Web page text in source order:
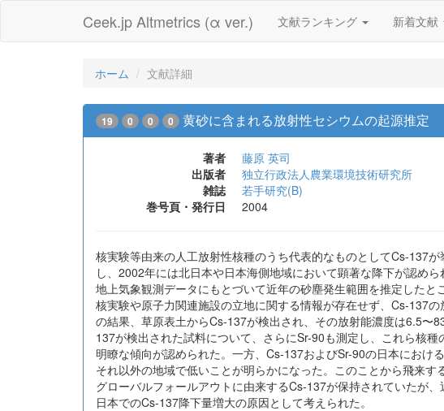
Ceek.jp Altmetrics (α ver.) 文献ランキング 新着文献
ホーム 文献詳細
19 0 0 0 黄砂に含まれる放射性セシウムの起源推定
著者
藤原 英司
出版者
独立行政法人農業環境技術研究所
雑誌
若手研究(B)
巻号頁・発行日
2004
核実験等由来の人工放射性核種のうち代表的なものとしてCs-137
し、2002年には北日本や日本海側地域において顕著な降下が認め
地上気象観測データにもとづいて近年の砂塵発生範囲を推定した
核実験や原子力関連施設の立地に関する情報が存在せず、Cs-137
の結果、草原表土からCs-137が検出され、その放射能濃度は6.5
137が検出された試料について、さらにSr-90も測定し、これら核
明瞭な傾向が認められた。一方、Cs-137およびSr-90の日本におけ
それ以外の地域で低いことが明らかになった。このことから飛来
グローバルフォールアウトに由来するCs-137が保持されていたが
日本でのCs-137降下量増大の原因として考えられた。